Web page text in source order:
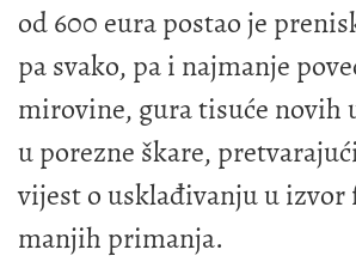
od 600 eura postao je
pa svako, pa i najmanje
mirovine, gura tisuće novih
u porezne škare,
vijest o usklađivanju u
manjih primanja.